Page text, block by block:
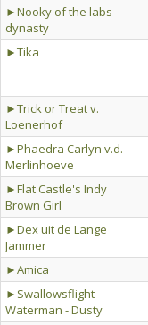
►Nooky of the labs-
dynasty
►Tika
►Trick or Treat v.
Loenerhof
►Phaedra Carlyn v.d.
Merlinhoeve
►Flat Castle's Indy
Brown Girl
►Dex uit de Lange
Jammer
►Amica
►Swallowsflight
Waterman - Dusty